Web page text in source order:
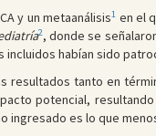
y un metaanálisis1 en el
2, donde se
habían sido
resultados tanto en
potencial,
ingresado es lo que